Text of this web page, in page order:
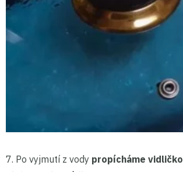
7. Po vyjmutí z vody propícháme